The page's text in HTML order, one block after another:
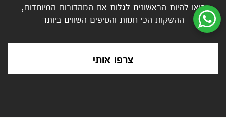
בואו להיות הראשונים לגלות את המהדורות המיוחדות,
ההשקות הכי חמות והטיפים השווים ביותר
צרפו אותי
שיחת ווטסאפ עם שירות הלקוחות